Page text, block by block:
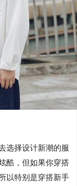
选择设计新潮的服
酷，但如果你穿搭
以特别是穿搭新手